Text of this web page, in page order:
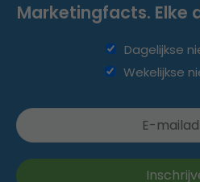
Marketingfacts. Elke
Dagelijkse
Wekelijkse